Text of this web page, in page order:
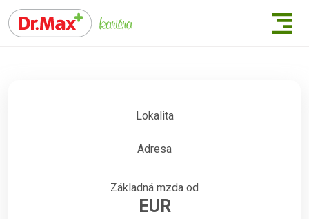
Lokalita
Adresa
Základná mzda od
EUR